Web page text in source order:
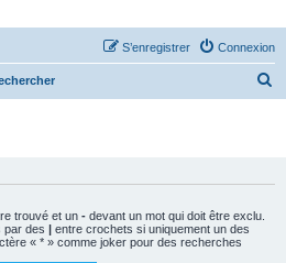
-
Connexion
S’enregistrer
e
trouvé et un - devant un mot qui doit être exclu.
par des | entre crochets si uniquement un des
« * » comme joker pour des recherches